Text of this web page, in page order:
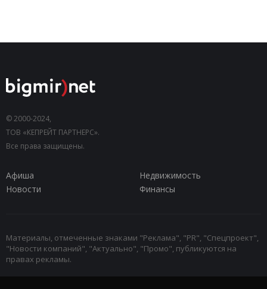
© 2000-2024,
ТОВ «КЕПРЕЙТ ПАРТНЕРС».
Все права защищены.
Афиша
Недвижимость
Новости
Финансы
Материалы, отмеченные знаками "Реклама", "PR", "Спецпроект",
"Новости компаний", "Актуально", "Промо", публикуются на
правах рекламы.